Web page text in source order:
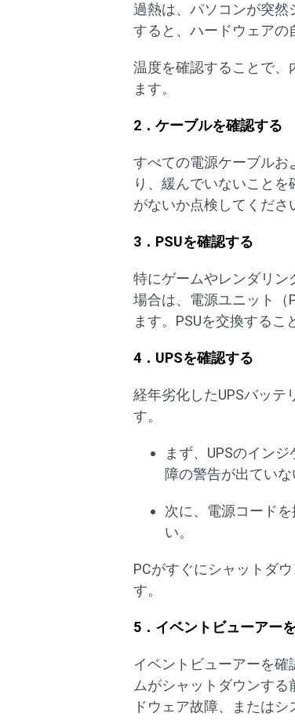
過熱は、パソコンが突然
すると、ハードウェアの
温度を確認することで、
ます。
2．ケーブルを確認する
すべての電源ケーブル
り、緩んでいないこと
がないか点検してくださ
3．PSUを確認する
特にゲームやレンダリン
場合は、電源ユニット（
ます。PSUを交換するこ
4．UPSを確認する
経年劣化したUPSバッテ
す。
まず、UPSのイン
障の警告が出ていな
次に、電源コード
い。
PCがすぐにシャットダ
す。
5．イベントビューアー
イベントビューアーを
ムがシャットダウンす
ドウェア故障、または